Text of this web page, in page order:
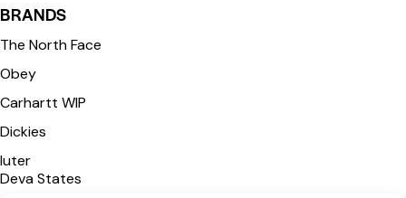
BRANDS
The North Face
Obey
Carhartt WIP
Dickies
Iuter
Deva States